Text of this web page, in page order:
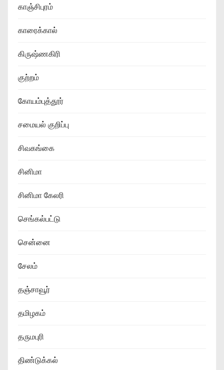
காஞ்சிபுரம்
காரைக்கால்
கிருஷ்ணகிரி
குற்றம்
கோயம்புத்தூர்
சமையல் குறிப்பு
சிவகங்கை
சினிமா
சினிமா கேலரி
செங்கல்பட்டு
சென்னை
சேலம்
தஞ்சாவூர்
தமிழகம்
தருமபுரி
திண்டுக்கல்